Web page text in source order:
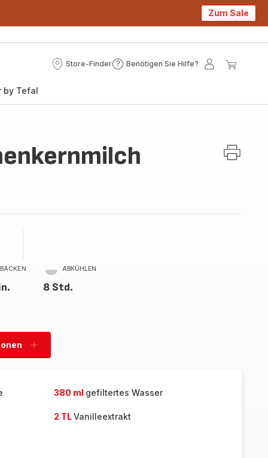
Zum Sale
Store-Finder
Store-
Benötigen Sie Hilfe?
Benötigen
Mein
by Tefal
BACKEN ABKÜHLEN
8 Std.
Personen
380 ml gefiltertes Wasser
2 TLVanilleextrakt